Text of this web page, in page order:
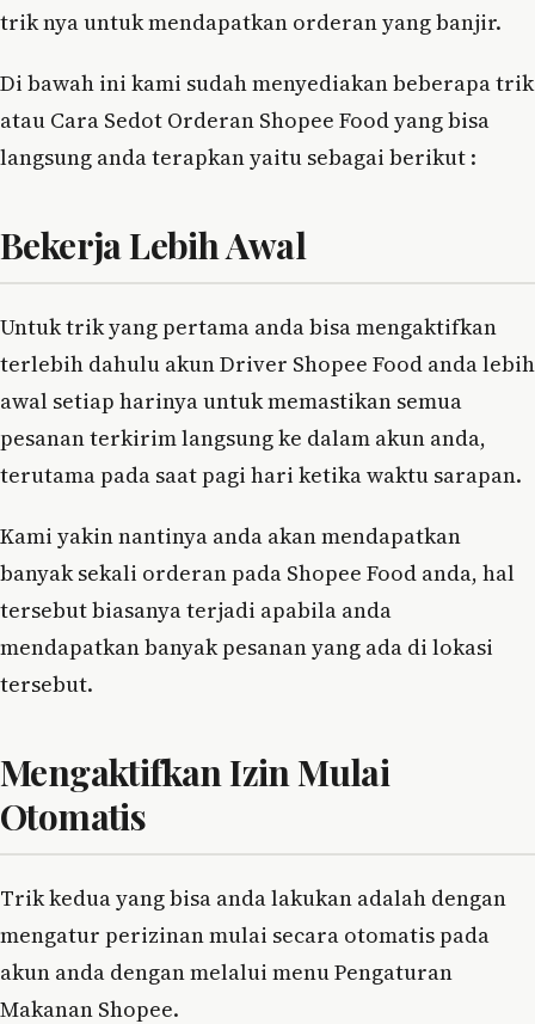
trik nya untuk mendapatkan orderan yang banjir.
Di bawah ini kami sudah menyediakan beberapa trik
atau Cara Sedot Orderan Shopee Food yang bisa
langsung anda terapkan yaitu sebagai berikut :
Bekerja Lebih Awal
Untuk trik yang pertama anda bisa mengaktifkan
terlebih dahulu akun Driver Shopee Food anda lebih
awal setiap harinya untuk memastikan semua
pesanan terkirim langsung ke dalam akun anda,
terutama pada saat pagi hari ketika waktu sarapan.
Kami yakin nantinya anda akan mendapatkan
banyak sekali orderan pada Shopee Food anda, hal
tersebut biasanya terjadi apabila anda
mendapatkan banyak pesanan yang ada di lokasi
tersebut.
Mengaktifkan Izin Mulai
Otomatis
Trik kedua yang bisa anda lakukan adalah dengan
mengatur perizinan mulai secara otomatis pada
akun anda dengan melalui menu Pengaturan
Makanan Shopee.